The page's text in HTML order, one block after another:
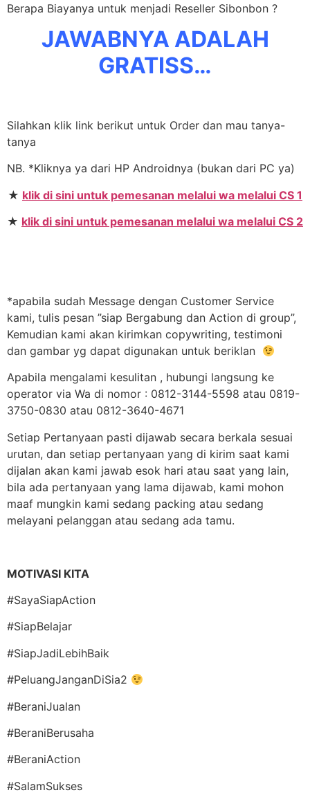
Berapa Biayanya untuk menjadi Reseller Sibonbon ?
JAWABNYA ADALAH
GRATISS…
Silahkan klik link berikut untuk Order dan mau tanya-
tanya
NB. *Kliknya ya dari HP Androidnya (bukan dari PC ya)
★ klik di sini untuk pemesanan melalui wa melalui CS 1
★ klik di sini untuk pemesanan melalui wa melalui CS 2
*apabila sudah Message dengan Customer Service
kami, tulis pesan ”siap Bergabung dan Action di group”,
Kemudian kami akan kirimkan copywriting, testimoni
dan gambar yg dapat digunakan untuk beriklan
Apabila mengalami kesulitan , hubungi langsung ke
operator via Wa di nomor : 0812-3144-5598 atau 0819-
3750-0830 atau 0812-3640-4671
Setiap Pertanyaan pasti dijawab secara berkala sesuai
urutan, dan setiap pertanyaan yang di kirim saat kami
dijalan akan kami jawab esok hari atau saat yang lain,
bila ada pertanyaan yang lama dijawab, kami mohon
maaf mungkin kami sedang packing atau sedang
melayani pelanggan atau sedang ada tamu.
MOTIVASI KITA
#SayaSiapAction
#SiapBelajar
#SiapJadiLebihBaik
#PeluangJanganDiSia2
#BeraniJualan
#BeraniBerusaha
#BeraniAction
#SalamSukses